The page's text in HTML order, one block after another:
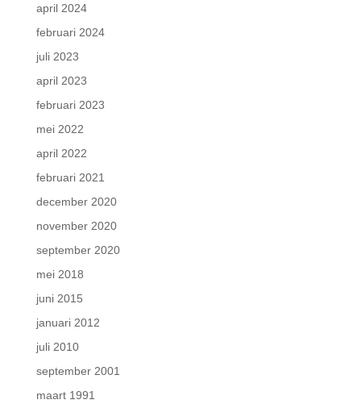
april 2024
februari 2024
juli 2023
april 2023
februari 2023
mei 2022
april 2022
februari 2021
december 2020
november 2020
september 2020
mei 2018
juni 2015
januari 2012
juli 2010
september 2001
maart 1991